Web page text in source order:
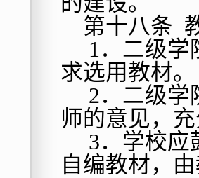
第十八条
1．二级学
求选用教材。
2．二级学
师的意见，
3．学校应
自编教材，